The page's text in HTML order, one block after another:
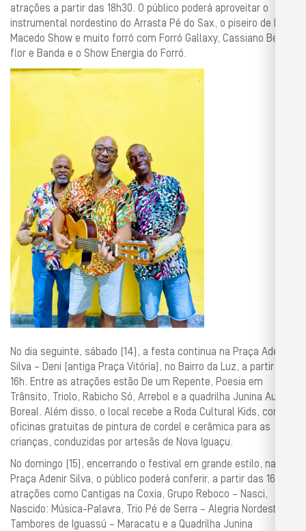
atrações a partir das 18h30. O público poderá aproveitar o
instrumental nordestino do Arrasta Pé do Sax, o piseiro de Ivan
Macedo Show e muito forró com Forró Gallaxy, Cassiano Beija-
flor e Banda e o Show Energia do Forró.
No dia seguinte, sábado (14), a festa continua na Praça Adenir
Silva – Deni (antiga Praça Vitória), no Bairro da Luz, a partir das
16h. Entre as atrações estão De um Repente, Poesia em
Trânsito, Triolo, Rabicho Só, Arrebol e a quadrilha Junina Aurora
Boreal. Além disso, o local recebe a Roda Cultural Kids, com
oficinas gratuitas de pintura de cordel e cerâmica para as
crianças, conduzidas por artesãs de Nova Iguaçu.
No domingo (15), encerrando o festival em grande estilo, na
Praça Adenir Silva, o público poderá conferir, a partir das 16h,
atrações como Cantigas na Coxia, Grupo Reboco – Nasci,
Nascido: Música-Palavra, Trio Pé de Serra – Alegria Nordestina,
Tambores de Iguassú – Maracatu e a Quadrilha Junina